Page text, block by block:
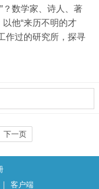
？数学家、诗人、著
他“来历不明的才
作过的研究所，探寻
下一页
客户端